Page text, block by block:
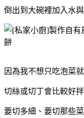
倒出到大碗裡加入水
因為我不想只吃泡菜
切絲或切丁會比較好
要切多細、要切那些